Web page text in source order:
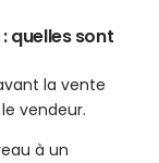
quelles sont
la vente
vendeur.
à un